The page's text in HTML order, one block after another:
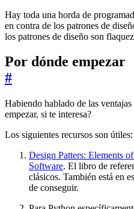
Hay toda una horda de
en contra de los patrones de
los patrones de diseño son
Por dónde empezar
#
Habiendo hablado de las
empezar, si te interesa?
Los siguientes recursos son útiles:
Design Patters: Elements
Software. El libro de
clásicos. También está en
de conseguir.